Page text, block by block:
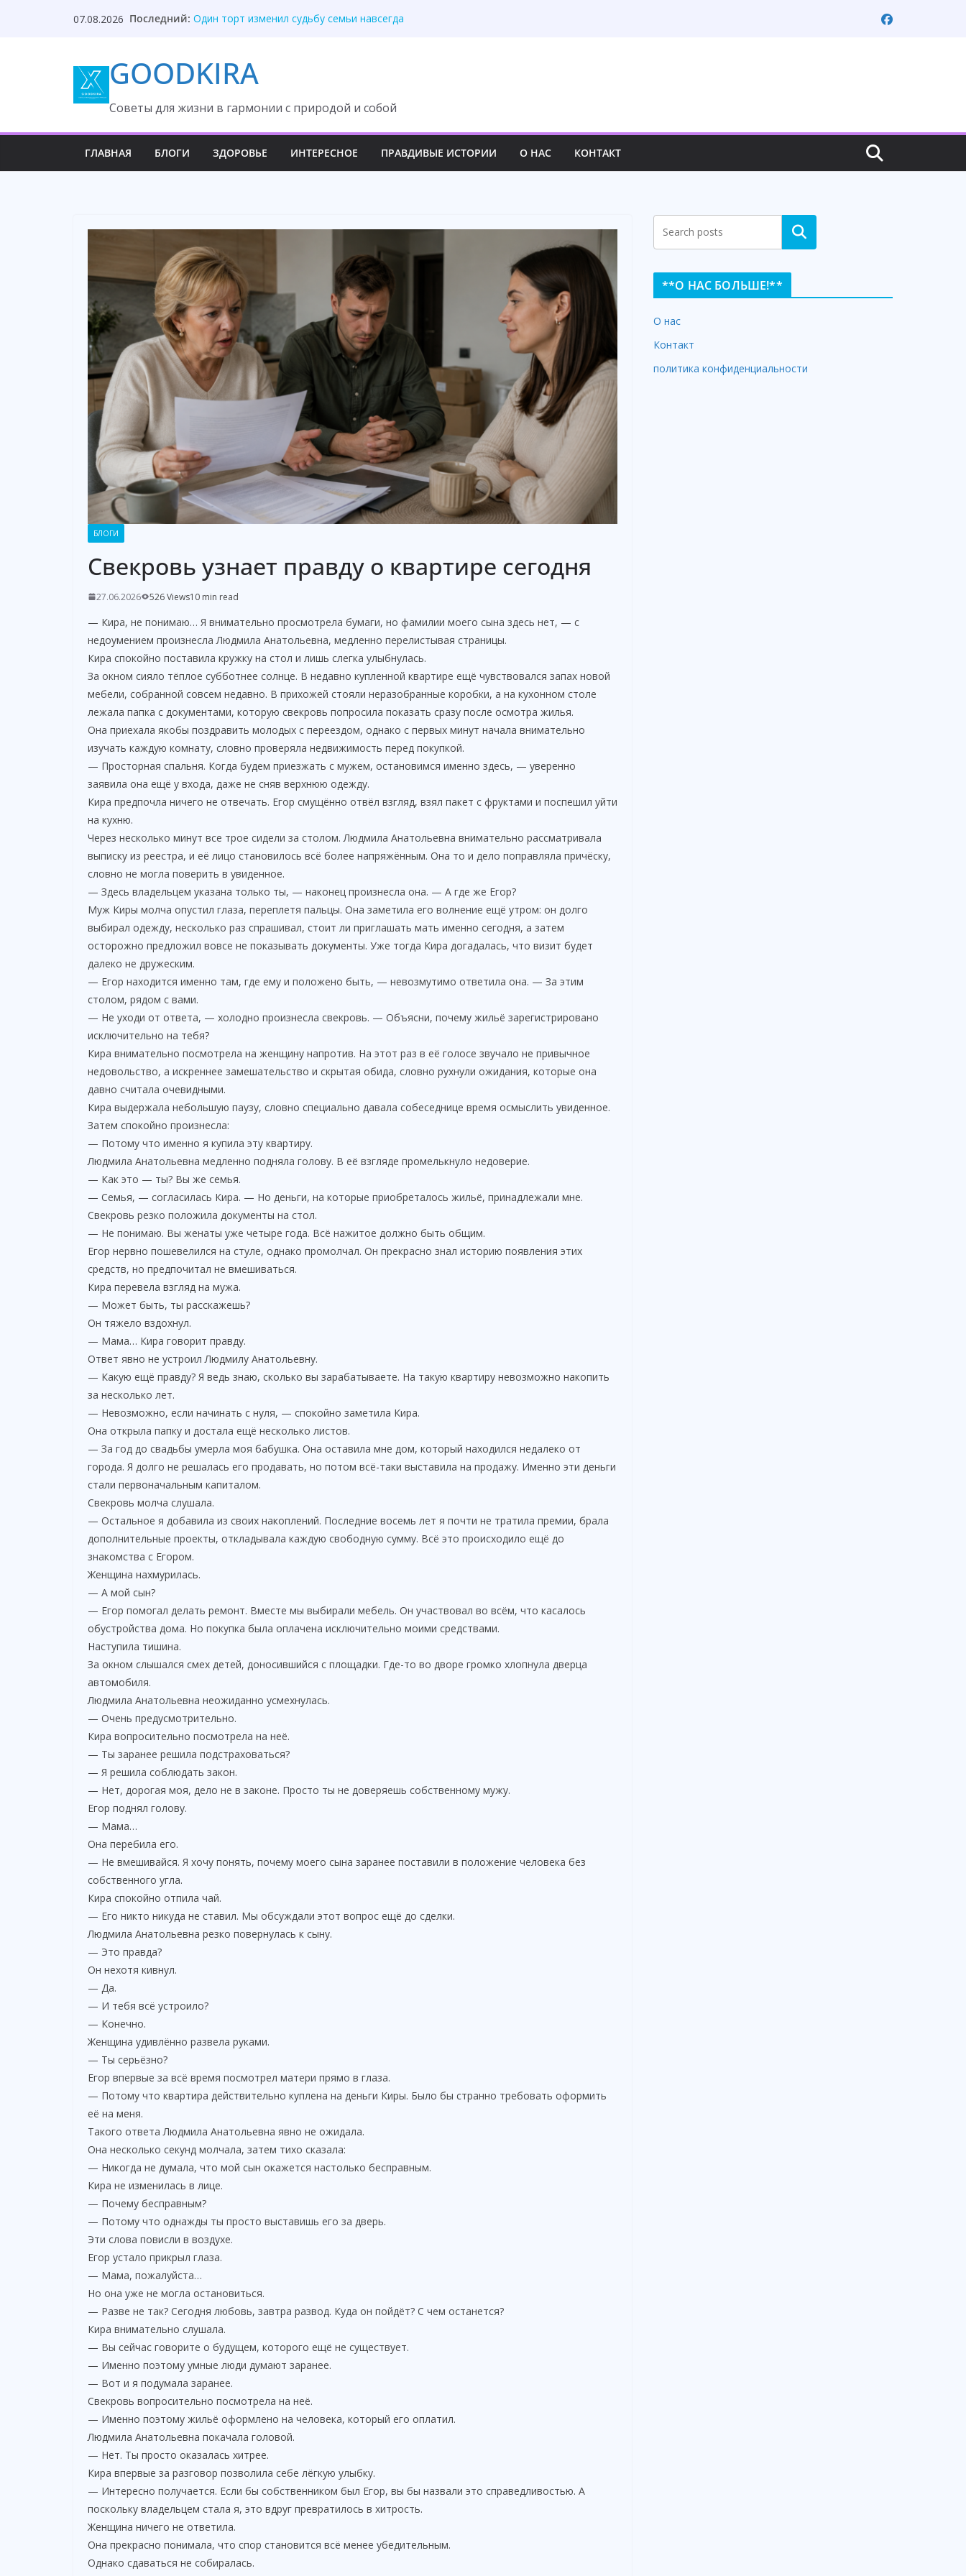
07.08.2026 Последний: Они забыли, кто оплатил роскошный вечер
Твой приблудыш не получит с наследства ни
GOODKIRA
Cоветы для жизни в гармонии с природой и собой
ГЛАВНАЯ БЛОГИ ЗДОРОВЬЕ ИНТЕРЕСНОЕ ПРАВДИВЫЕ ИСТОРИИ О НАС КОНТАКТ
БЛОГИ
Свекровь узнает правду о квартире сегодня
27.06.2026 526 Views10 min read
— Кира, не понимаю… Я внимательно просмотрела бумаги, но фамилии моего сына здесь нет, — с
недоумением произнесла Людмила Анатольевна, медленно перелистывая страницы.
Кира спокойно поставила кружку на стол и лишь слегка улыбнулась.
За окном сияло тёплое субботнее солнце. В недавно купленной квартире ещё чувствовался запах новой
мебели, собранной совсем недавно. В прихожей стояли неразобранные коробки, а на кухонном столе
лежала папка с документами, которую свекровь попросила показать сразу после осмотра жилья.
Она приехала якобы поздравить молодых с переездом, однако с первых минут начала внимательно
изучать каждую комнату, словно проверяла недвижимость перед покупкой.
— Просторная спальня. Когда будем приезжать с мужем, остановимся именно здесь, — уверенно
заявила она ещё у входа, даже не сняв верхнюю одежду.
Кира предпочла ничего не отвечать. Егор смущённо отвёл взгляд, взял пакет с фруктами и поспешил уйти
на кухню.
Через несколько минут все трое сидели за столом. Людмила Анатольевна внимательно рассматривала
выписку из реестра, и её лицо становилось всё более напряжённым. Она то и дело поправляла причёску,
словно не могла поверить в увиденное.
— Здесь владельцем указана только ты, — наконец произнесла она. — А где же Егор?
Муж Киры молча опустил глаза, переплетя пальцы. Она заметила его волнение ещё утром: он долго
выбирал одежду, несколько раз спрашивал, стоит ли приглашать мать именно сегодня, а затем
осторожно предложил вовсе не показывать документы. Уже тогда Кира догадалась, что визит будет
далеко не дружеским.
— Егор находится именно там, где ему и положено быть, — невозмутимо ответила она. — За этим
столом, рядом с вами.
— Не уходи от ответа, — холодно произнесла свекровь. — Объясни, почему жильё зарегистрировано
исключительно на тебя?
Кира внимательно посмотрела на женщину напротив. На этот раз в её голосе звучало не привычное
недовольство, а искреннее замешательство и скрытая обида, словно рухнули ожидания, которые она
давно считала очевидными.
Кира выдержала небольшую паузу, словно специально давала собеседнице время осмыслить увиденное.
Затем спокойно произнесла:
— Потому что именно я купила эту квартиру.
Людмила Анатольевна медленно подняла голову. В её взгляде промелькнуло недоверие.
— Как это — ты? Вы же семья.
— Семья, — согласилась Кира. — Но деньги, на которые приобреталось жильё, принадлежали мне.
Свекровь резко положила документы на стол.
— Не понимаю. Вы женаты уже четыре года. Всё нажитое должно быть общим.
Егор нервно пошевелился на стуле, однако промолчал. Он прекрасно знал историю появления этих
средств, но предпочитал не вмешиваться.
Кира перевела взгляд на мужа.
— Может быть, ты расскажешь?
Он тяжело вздохнул.
— Мама… Кира говорит правду.
Ответ явно не устроил Людмилу Анатольевну.
— Какую ещё правду? Я ведь знаю, сколько вы зарабатываете. На такую квартиру невозможно накопить
за несколько лет.
— Невозможно, если начинать с нуля, — спокойно заметила Кира.
Она открыла папку и достала ещё несколько листов.
— За год до свадьбы умерла моя бабушка. Она оставила мне дом, который находился недалеко от
города. Я долго не решалась его продавать, но потом всё-таки выставила на продажу. Именно эти деньги
стали первоначальным капиталом.
Свекровь молча слушала.
— Остальное я добавила из своих накоплений. Последние восемь лет я почти не тратила премии, брала
дополнительные проекты, откладывала каждую свободную сумму. Всё это происходило ещё до
знакомства с Егором.
Женщина нахмурилась.
— А мой сын?
— Егор помогал делать ремонт. Вместе мы выбирали мебель. Он участвовал во всём, что касалось
обустройства дома. Но покупка была оплачена исключительно моими средствами.
Наступила тишина.
За окном слышался смех детей, доносившийся с площадки. Где-то во дворе громко хлопнула дверца
автомобиля.
Людмила Анатольевна неожиданно усмехнулась.
— Очень предусмотрительно.
Кира вопросительно посмотрела на неё.
— Ты заранее решила подстраховаться?
— Я решила соблюдать закон.
— Нет, дорогая моя, дело не в законе. Просто ты не доверяешь собственному мужу.
Егор поднял голову.
— Мама…
Она перебила его.
— Не вмешивайся. Я хочу понять, почему моего сына заранее поставили в положение человека без
собственного угла.
Кира спокойно отпила чай.
— Его никто никуда не ставил. Мы обсуждали этот вопрос ещё до сделки.
Людмила Анатольевна резко повернулась к сыну.
— Это правда?
Он нехотя кивнул.
— Да.
— И тебя всё устроило?
— Конечно.
Женщина удивлённо развела руками.
— Ты серьёзно?
Егор впервые за всё время посмотрел матери прямо в глаза.
— Потому что квартира действительно куплена на деньги Киры. Было бы странно требовать оформить
её на меня.
Такого ответа Людмила Анатольевна явно не ожидала.
Она несколько секунд молчала, затем тихо сказала:
— Никогда не думала, что мой сын окажется настолько бесправным.
Кира не изменилась в лице.
— Почему бесправным?
— Потому что однажды ты просто выставишь его за дверь.
Эти слова повисли в воздухе.
Егор устало прикрыл глаза.
— Мама, пожалуйста…
Но она уже не могла остановиться.
— Разве не так? Сегодня любовь, завтра развод. Куда он пойдёт? С чем останется?
Кира внимательно слушала.
— Вы сейчас говорите о будущем, которого ещё не существует.
— Именно поэтому умные люди думают заранее.
— Вот и я подумала заранее.
Свекровь вопросительно посмотрела на неё.
— Именно поэтому жильё оформлено на человека, который его оплатил.
Людмила Анатольевна покачала головой.
— Нет. Ты просто оказалась хитрее.
Кира впервые за разговор позволила себе лёгкую улыбку.
— Интересно получается. Если бы собственником был Егор, вы бы назвали это справедливостью. А
поскольку владельцем стала я, это вдруг превратилось в хитрость.
Женщина ничего не ответила.
Она прекрасно понимала, что спор становится всё менее убедительным.
Однако сдаваться не собиралась.
Search
**О НАС БОЛЬШЕ!**
О нас
Контакт
политика конфиденциальности